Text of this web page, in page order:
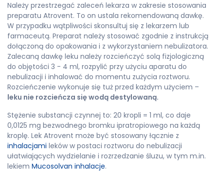
Należy przestrzegać zaleceń lekarza w zakresie stosowania
preparatu Atrovent. To on ustala rekomendowaną dawkę.
W przypadku wątpliwości skonsultuj się z lekarzem lub
farmaceutą. Preparat należy stosować zgodnie z instrukcją
dołączoną do opakowania i z wykorzystaniem nebulizatora.
Zalecaną dawkę leku należy rozcieńczyć solą fizjologiczną
do objętości 3 - 4 ml, rozpylić przy użyciu aparatu do
nebulizacji i inhalować do momentu zużycia roztworu.
Rozcieńczenie wykonuje się tuż przed każdym użyciem –
leku nie rozcieńcza się wodą destylowaną.
Stężenie substancji czynnej to: 20 kropli = 1 ml, co daje
0,0125 mg bezwodnego bromku ipratropiowego na każdą
kroplę. Lek Atrovent może być stosowany łącznie z
inhalacjami leków w postaci roztworu do nebulizacji
ułatwiających wydzielanie i rozrzedzanie śluzu, w tym m.in.
lekiem Mucosolvan inhalacje.